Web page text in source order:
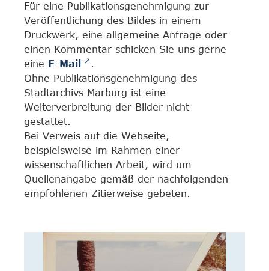
Für eine Publikationsgenehmigung zur
Veröffentlichung des Bildes in einem
Druckwerk, eine allgemeine Anfrage oder
einen Kommentar schicken Sie uns gerne
eine E-Mail
.
Ohne Publikationsgenehmigung des
Stadtarchivs Marburg ist eine
Weiterverbreitung der Bilder nicht
gestattet.
Bei Verweis auf die Webseite,
beispielsweise im Rahmen einer
wissenschaftlichen Arbeit, wird um
Quellenangabe gemäß der nachfolgenden
empfohlenen Zitierweise gebeten.